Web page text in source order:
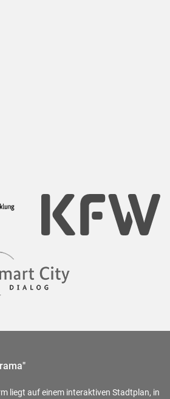
liegt auf einem interaktiven Stadtplan, in